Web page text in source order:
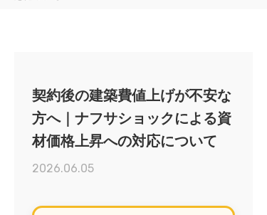
アイワホームの実例紹介
アイワホームとお客様
契約後の建築費値上げが不安な
方へ｜ナフサショックによる資
材価格上昇への対応について
2026.06.05